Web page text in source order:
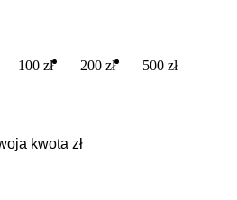
100 zł 200 zł 500 zł